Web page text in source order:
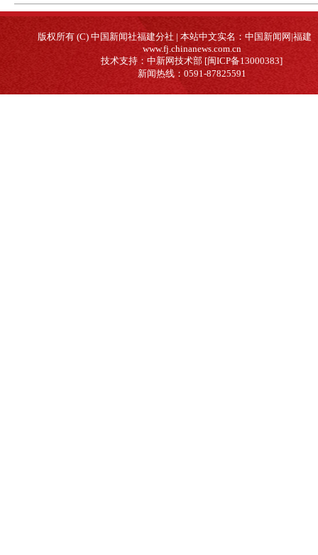
版权所有 (C) 中国新闻社福建分社 | 本站中文实名：中国新闻网|福建
www.fj.chinanews.com.cn
技术支持：中新网技术部 [闽ICP备13000383]
新闻热线：0591-87825591